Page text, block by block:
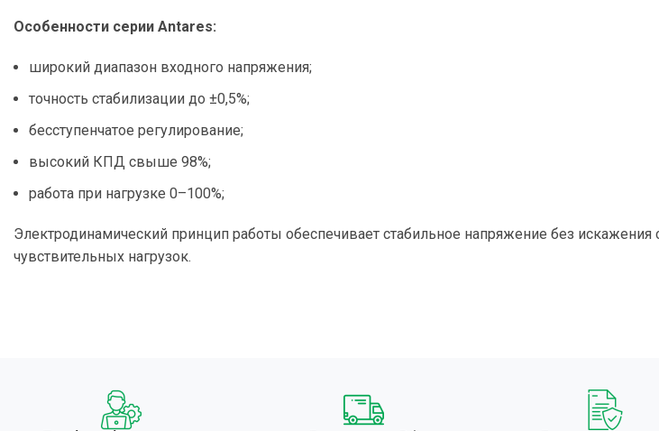
Особенности серии Antares:
широкий диапазон входного напряжения;
точность стабилизации до ±0,5%;
бесступенчатое регулирование;
высокий КПД свыше 98%;
работа при нагрузке 0–100%;
Электродинамический принцип работы обеспечивает стабильное напряжение без
чувствительных нагрузок.